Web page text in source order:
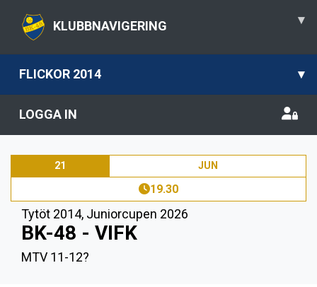
KLUBBNAVIGERING ▾
FLICKOR 2014 ▾
LOGGA IN
21 JUN
19.30
Tytöt 2014, Juniorcupen 2026
BK-48 - VIFK
MTV 11-12?